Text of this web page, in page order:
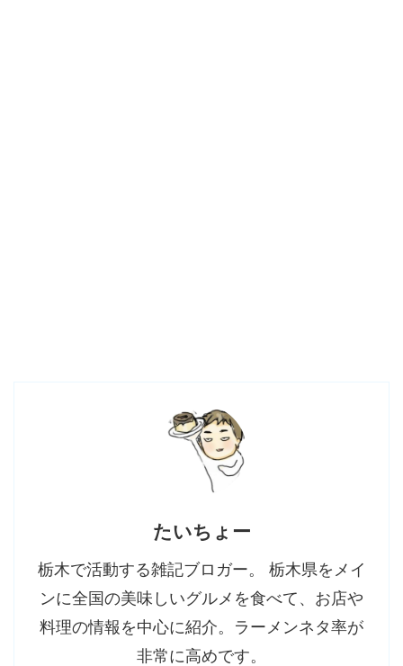
たいちょー
栃木で活動する雑記ブロガー。 栃木県をメイ
ンに全国の美味しいグルメを食べて、お店や
料理の情報を中心に紹介。ラーメンネタ率が
非常に高めです。